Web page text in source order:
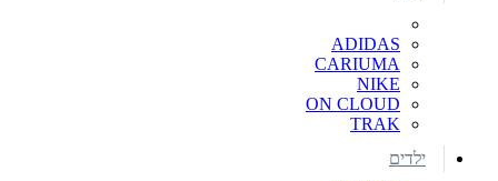
ADIDAS
CARIUMA
NIKE
ON CLOUD
TRAK
ילדים